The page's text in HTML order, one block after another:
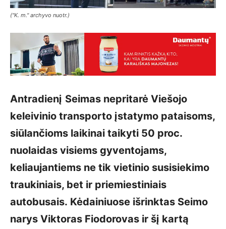
("K. m." archyvo nuotr.)
Antradienį Seimas nepritarė Viešojo
keleivinio transporto įstatymo pataisoms,
siūlančioms laikinai taikyti 50 proc.
nuolaidas visiems gyventojams,
keliaujantiems ne tik vietinio susisiekimo
traukiniais, bet ir priemiestiniais
autobusais. Kėdainiuose išrinktas Seimo
narys Viktoras Fiodorovas ir šį kartą